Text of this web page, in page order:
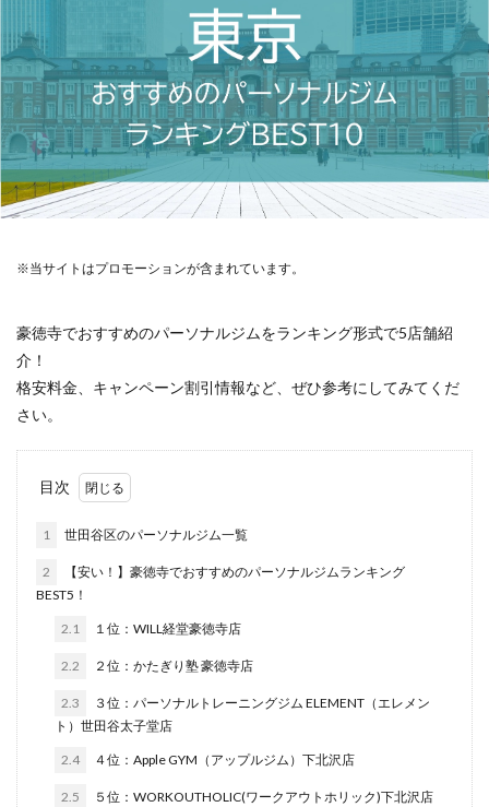
※当サイトはプロモーションが含まれています。
豪徳寺でおすすめのパーソナルジムをランキング形式で5店舗紹
介！
格安料金、キャンペーン割引情報など、ぜひ参考にしてみてくだ
さい。
目次
1 世田谷区のパーソナルジム一覧
2
【安い！】豪徳寺でおすすめのパーソナルジムランキング
BEST5！
2.1 １位：WILL経堂豪徳寺店
2.2 ２位：かたぎり塾 豪徳寺店
2.3
３位：パーソナルトレーニングジム ELEMENT（エレメン
ト）世田谷太子堂店
2.4 ４位：Apple GYM（アップルジム）下北沢店
2.5 ５位：WORKOUTHOLIC(ワークアウトホリック)下北沢店